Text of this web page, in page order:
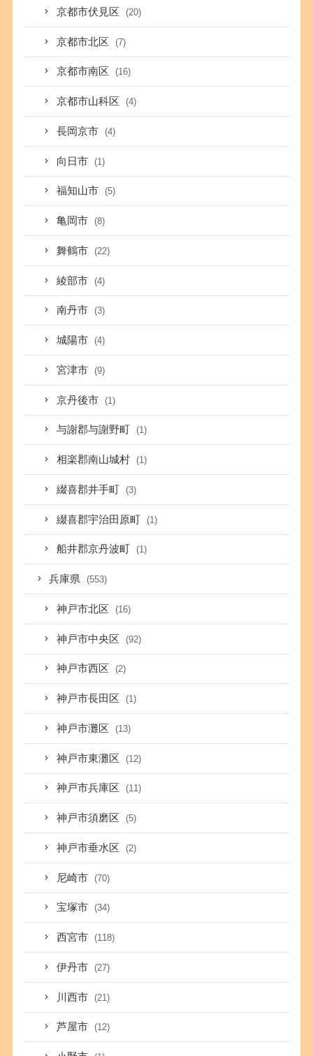
京都市伏見区 (20)
京都市北区 (7)
京都市南区 (16)
京都市山科区 (4)
長岡京市 (4)
向日市 (1)
福知山市 (5)
亀岡市 (8)
舞鶴市 (22)
綾部市 (4)
南丹市 (3)
城陽市 (4)
宮津市 (9)
京丹後市 (1)
与謝郡与謝野町 (1)
相楽郡南山城村 (1)
綴喜郡井手町 (3)
綴喜郡宇治田原町 (1)
船井郡京丹波町 (1)
兵庫県 (553)
神戸市北区 (16)
神戸市中央区 (92)
神戸市西区 (2)
神戸市長田区 (1)
神戸市灘区 (13)
神戸市東灘区 (12)
神戸市兵庫区 (11)
神戸市須磨区 (5)
神戸市垂水区 (2)
尼崎市 (70)
宝塚市 (34)
西宮市 (118)
伊丹市 (27)
川西市 (21)
芦屋市 (12)